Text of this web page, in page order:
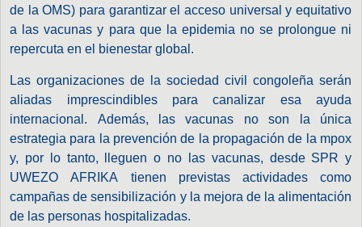
de la OMS) para garantizar el acceso universal y equitativo
a las vacunas y para que la epidemia no se prolongue ni
repercuta en el bienestar global.
Las organizaciones de la sociedad civil congoleña serán
aliadas imprescindibles para canalizar esa ayuda
internacional. Además, las vacunas no son la única
estrategia para la prevención de la propagación de la mpox
y, por lo tanto, lleguen o no las vacunas, desde SPR y
UWEZO AFRIKA tienen previstas actividades como
campañas de sensibilización y la mejora de la alimentación
de las personas hospitalizadas.